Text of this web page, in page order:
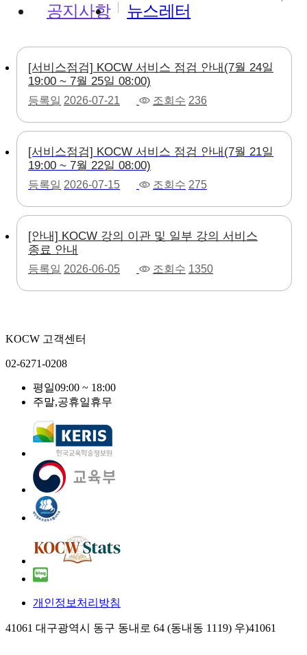
공지사항 뉴스레터
[서비스점검] KOCW 서비스 점검 안내(7월 24일
19:00 ~ 7월 25일 08:00)
등록일 2026-07-21 조회수 236
[서비스점검] KOCW 서비스 점검 안내(7월 21일
19:00 ~ 7월 22일 08:00)
등록일 2026-07-15 조회수 275
[안내] KOCW 강의 이관 및 일부 강의 서비스
종료 안내
등록일 2026-06-05 조회수 1350
KOCW 고객센터
02-6271-0208
평일09:00 ~ 18:00
주말,공휴일휴무
개인정보처리방침
41061 대구광역시 동구 동내로 64 (동내동 1119) 우)41061